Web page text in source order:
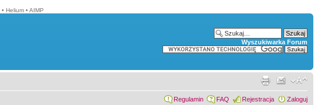
• Helium • AIMP
Wyszukiwarka Forum
Regulamin FAQ Rejestracja Zaloguj